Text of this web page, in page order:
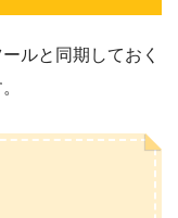
ルと同期しておく